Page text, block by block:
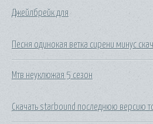
Джейлбрейк для
Песня одинокая ветка сирени минус
Мтв неуклюжая 5 сезон
Скачать starbound последнюю версию